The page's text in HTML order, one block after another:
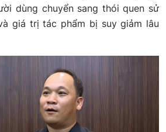
dùng chuyển sang thói quen sử
giá trị tác phẩm bị suy giảm lâu